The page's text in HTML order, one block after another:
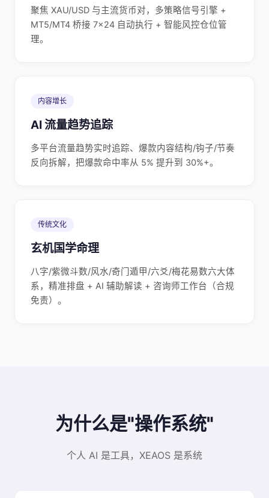
聚焦 XAU/USD 与主流货币对，多策略信号引擎 +
MT5/MT4 桥接 7×24 自动执行 + 智能风控仓位管
理。
内容增长
AI 流量趋势追踪
多平台流量趋势实时追踪、爆款内容结构/钩子/节奏
反向拆解，把爆款命中率从 5% 提升到 30%+。
传统文化
玄机国学命理
八字/紫微斗数/风水/奇门遁甲/六爻/梅花易数六大体
系，精准排盘 + AI 辅助解读 + 咨询师工作台（合规
免责）。
为什么是"操作系统"
个人 AI 是工具，XEAOS 是系统